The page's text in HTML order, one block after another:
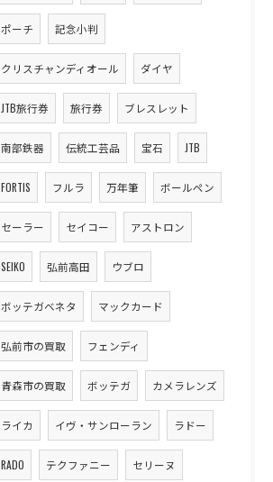
ポーチ 記念小判
クリスチャンディオール ダイヤ
JTB旅行券 旅行券 ブレスレット
南部鉄器 伝統工芸品 宝石 JTB
FORTIS フルラ 万年筆 ボールペン
セーラー セイコー アストロン
SEIKO 弘前高田 ウブロ
ボッテガベネタ マックカード
弘前市の買取 フェンディ
青森市の買取 ボッテガ カメラレンズ
ライカ イヴ・サンローラン ラドー
RADO テクファニー セリーヌ